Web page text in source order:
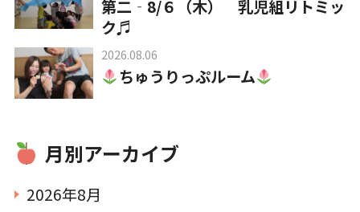
第二‐8/６（木） 乳児組リトミッ
ク♬
2026.08.06
ちゅうりっぷルーム
月別アーカイブ
2026年8月